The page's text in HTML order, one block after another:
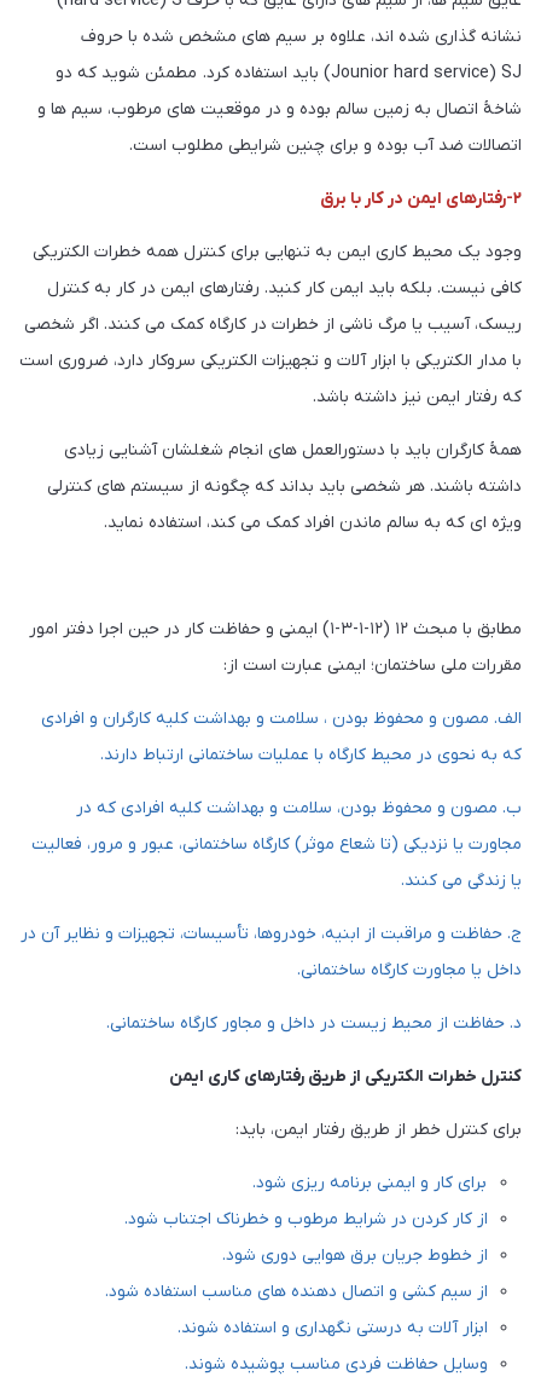
نشانه گذاری شده اند، علاوه بر سیم های مشخص شده با حروف
Jounior hard service) SJ) باید استفاده کرد. مطمئن شوید که دو
شاخۀ اتصال به زمین سالم بوده و در موقعیت های مرطوب، سیم ها و
اتصالات ضد آب بوده و برای چنین شرایطی مطلوب است.
۲-رفتارهای ایمن در کار با برق
وجود یک محیط کاری ایمن به تنهایی برای کنترل همه خطرات الکتریکی
کافی نیست. بلکه باید ایمن کار کنید. رفتارهای ایمن در کار به کنترل
ریسک، آسیب یا مرگ ناشی از خطرات در کارگاه کمک می کنند. اگر شخصی
با مدار الکتریکی با ابزار آلات و تجهیزات الکتریکی سروکار دارد، ضروری است
که رفتار ایمن نیز داشته باشد.
همۀ کارگران باید با دستورالعمل های انجام شغلشان آشنایی زیادی
داشته باشند. هر شخصی باید بداند که چگونه از سیستم های کنترلی
ویژه ای که به سالم ماندن افراد کمک می کند، استفاده نماید.
مطابق با مبحث ۱۲ (۱۲-۱-۳-۱) ایمنی و حفاظت کار در حین اجرا دفتر امور
مقررات ملی ساختمان؛ ایمنی عبارت است از:
الف. مصون و محفوظ بودن ، سلامت و بهداشت کلیه کارگران و افرادی
که به نحوی در محیط کارگاه با عملیات ساختمانی ارتباط دارند.
ب. مصون و محفوظ بودن، سلامت و بهداشت کلیه افرادی که در
مجاورت یا نزدیکی (تا شعاع موثر) کارگاه ساختمانی، عبور و مرور، فعالیت
یا زندگی می کنند.
ج. حفاظت و مراقبت از ابنیه، خودروها، تأسیسات، تجهیزات و نظایر آن در
داخل یا مجاورت کارگاه ساختمانی.
د. حفاظت از محیط زیست در داخل و مجاور کارگاه ساختمانی.
کنترل خطرات الکتریکی از طریق رفتارهای کاری ایمن
برای کنترل خطر از طریق رفتار ایمن، باید:
برای کار و ایمنی برنامه ریزی شود.
از کار کردن در شرایط مرطوب و خطرناک اجتناب شود.
از خطوط جریان برق هوایی دوری شود.
از سیم کشی و اتصال دهنده های مناسب استفاده شود.
ابزار آلات به درستی نگهداری و استفاده شوند.
وسایل حفاظت فردی مناسب پوشیده شوند.